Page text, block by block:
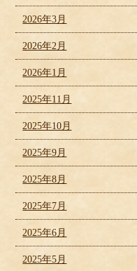
2026年3月
2026年2月
2026年1月
2025年11月
2025年10月
2025年9月
2025年8月
2025年7月
2025年6月
2025年5月